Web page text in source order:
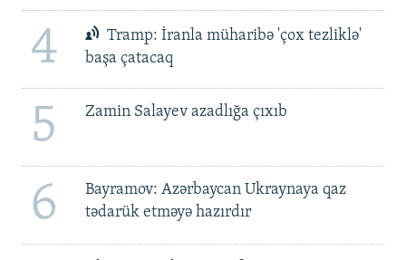
4
Tramp: İranla müharibə 'çox tezliklə'
başa çatacaq
5 Zamin Salayev azadlığa çıxıb
6
Bayramov: Azərbaycan Ukraynaya qaz
tədarük etməyə hazırdır